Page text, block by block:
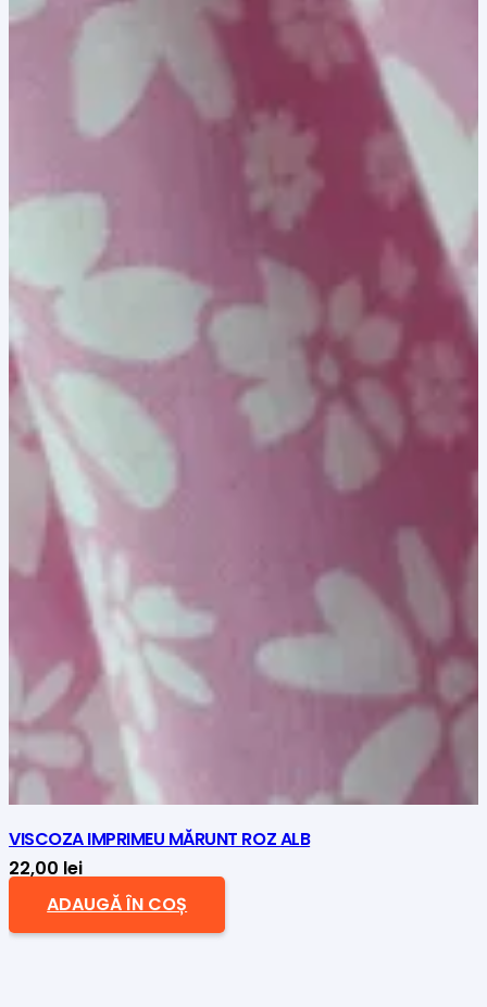
VISCOZA IMPRIMEU MĂRUNT ROZ ALB
22,00 lei
ADAUGĂ ÎN COȘ